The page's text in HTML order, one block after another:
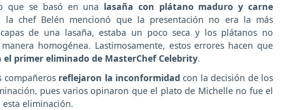
que se basó en una lasaña con plátano maduro y carne
la chef Belén mencionó que la presentación no era la más
de una lasaña, estaba un poco seca y los plátanos no
homogénea. Lastimosamente, estos errores hacen que
el primer eliminado de MasterChef Celebrity.
compañerosreflejaron la inconformidad con la decisión de los
pues varios opinaron que el plato de Michelle no fue el
eliminación.